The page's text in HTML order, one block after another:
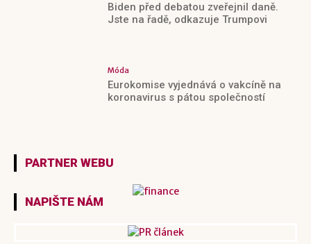
Biden před debatou zveřejnil daně.
Jste na řadě, odkazuje Trumpovi
Móda
Eurokomise vyjednává o vakcíně na
koronavirus s pátou společností
PARTNER WEBU
NAPIŠTE NÁM